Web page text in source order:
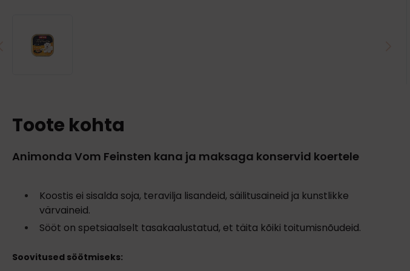
Toote kohta
Animonda Vom Feinsten kana ja maksaga konservid koertele
Koostis ei sisalda soja, teravilja lisandeid, säilitusaineid ja kunstlikke
värvaineid.
Sööt on spetsiaalselt tasakaalustatud, et täita kõiki toitumisnõudeid.
Soovitused söötmiseks: